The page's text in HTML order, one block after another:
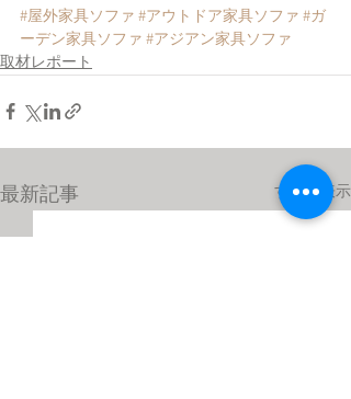
#屋外家具ソファ #アウトドア家具ソファ #ガ
ーデン家具ソファ #アジアン家具ソファ
取材レポート
最新記事 すべて表示